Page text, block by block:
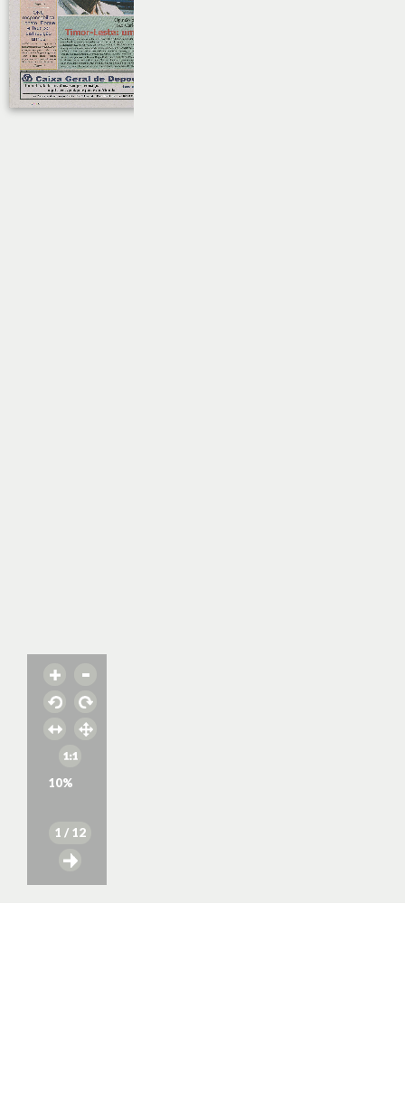
10%
1 / 12